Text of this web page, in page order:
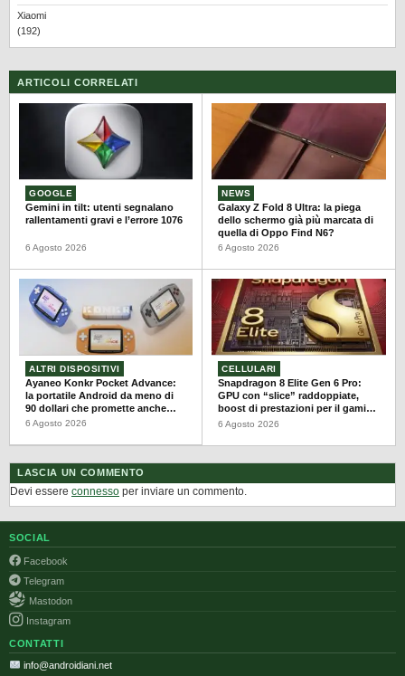
Xiaomi
(192)
ARTICOLI CORRELATI
GOOGLE
Gemini in tilt: utenti segnalano
rallentamenti gravi e l’errore 1076
6 Agosto 2026
NEWS
Galaxy Z Fold 8 Ultra: la piega
dello schermo già più marcata di
quella di Oppo Find N6?
6 Agosto 2026
ALTRI DISPOSITIVI
Ayaneo Konkr Pocket Advance:
la portatile Android da meno di
90 dollari che promette anche
PS2
6 Agosto 2026
CELLULARI
Snapdragon 8 Elite Gen 6 Pro:
GPU con “slice” raddoppiate,
boost di prestazioni per il gaming
Android
6 Agosto 2026
LASCIA UN COMMENTO
Devi essere connesso per inviare un commento.
SOCIAL
Facebook
Telegram
Mastodon
Instagram
CONTATTI
info@androidiani.net